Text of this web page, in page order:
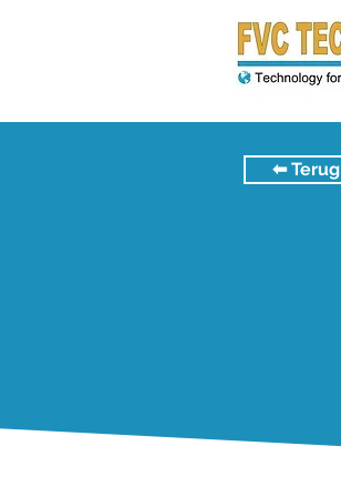
⬅︎ Terug